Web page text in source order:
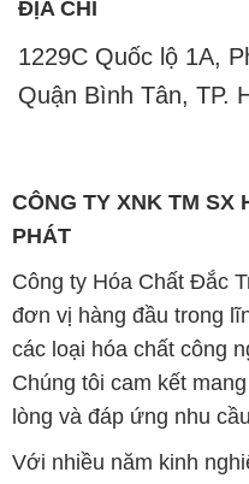
ĐỊA CHỈ
1229C Quốc lộ 1A,
Quận Bình Tân, TP.
CÔNG TY XNK TM SX
PHÁT
Công ty Hóa Chất Đắc
đơn vị hàng đầu trong
các loại hóa chất công
Chúng tôi cam kết
lòng và đáp ứng nhu
Với nhiều năm kinh